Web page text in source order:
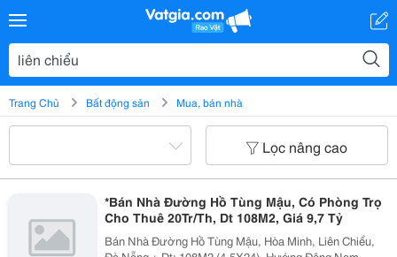
Trang Chủ Bất động sản Mua, bán nhà
Lọc nâng cao
*Bán Nhà Đường Hồ Tùng Mậu, Có Phòng Trọ
Cho Thuê 20Tr/Th, Dt 108M2, Giá 9,7 Tỷ
Bán Nhà Đường Hồ Tùng Mậu, Hòa Minh, Liên Chiểu,